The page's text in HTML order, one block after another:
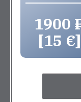
1900
[15 €]